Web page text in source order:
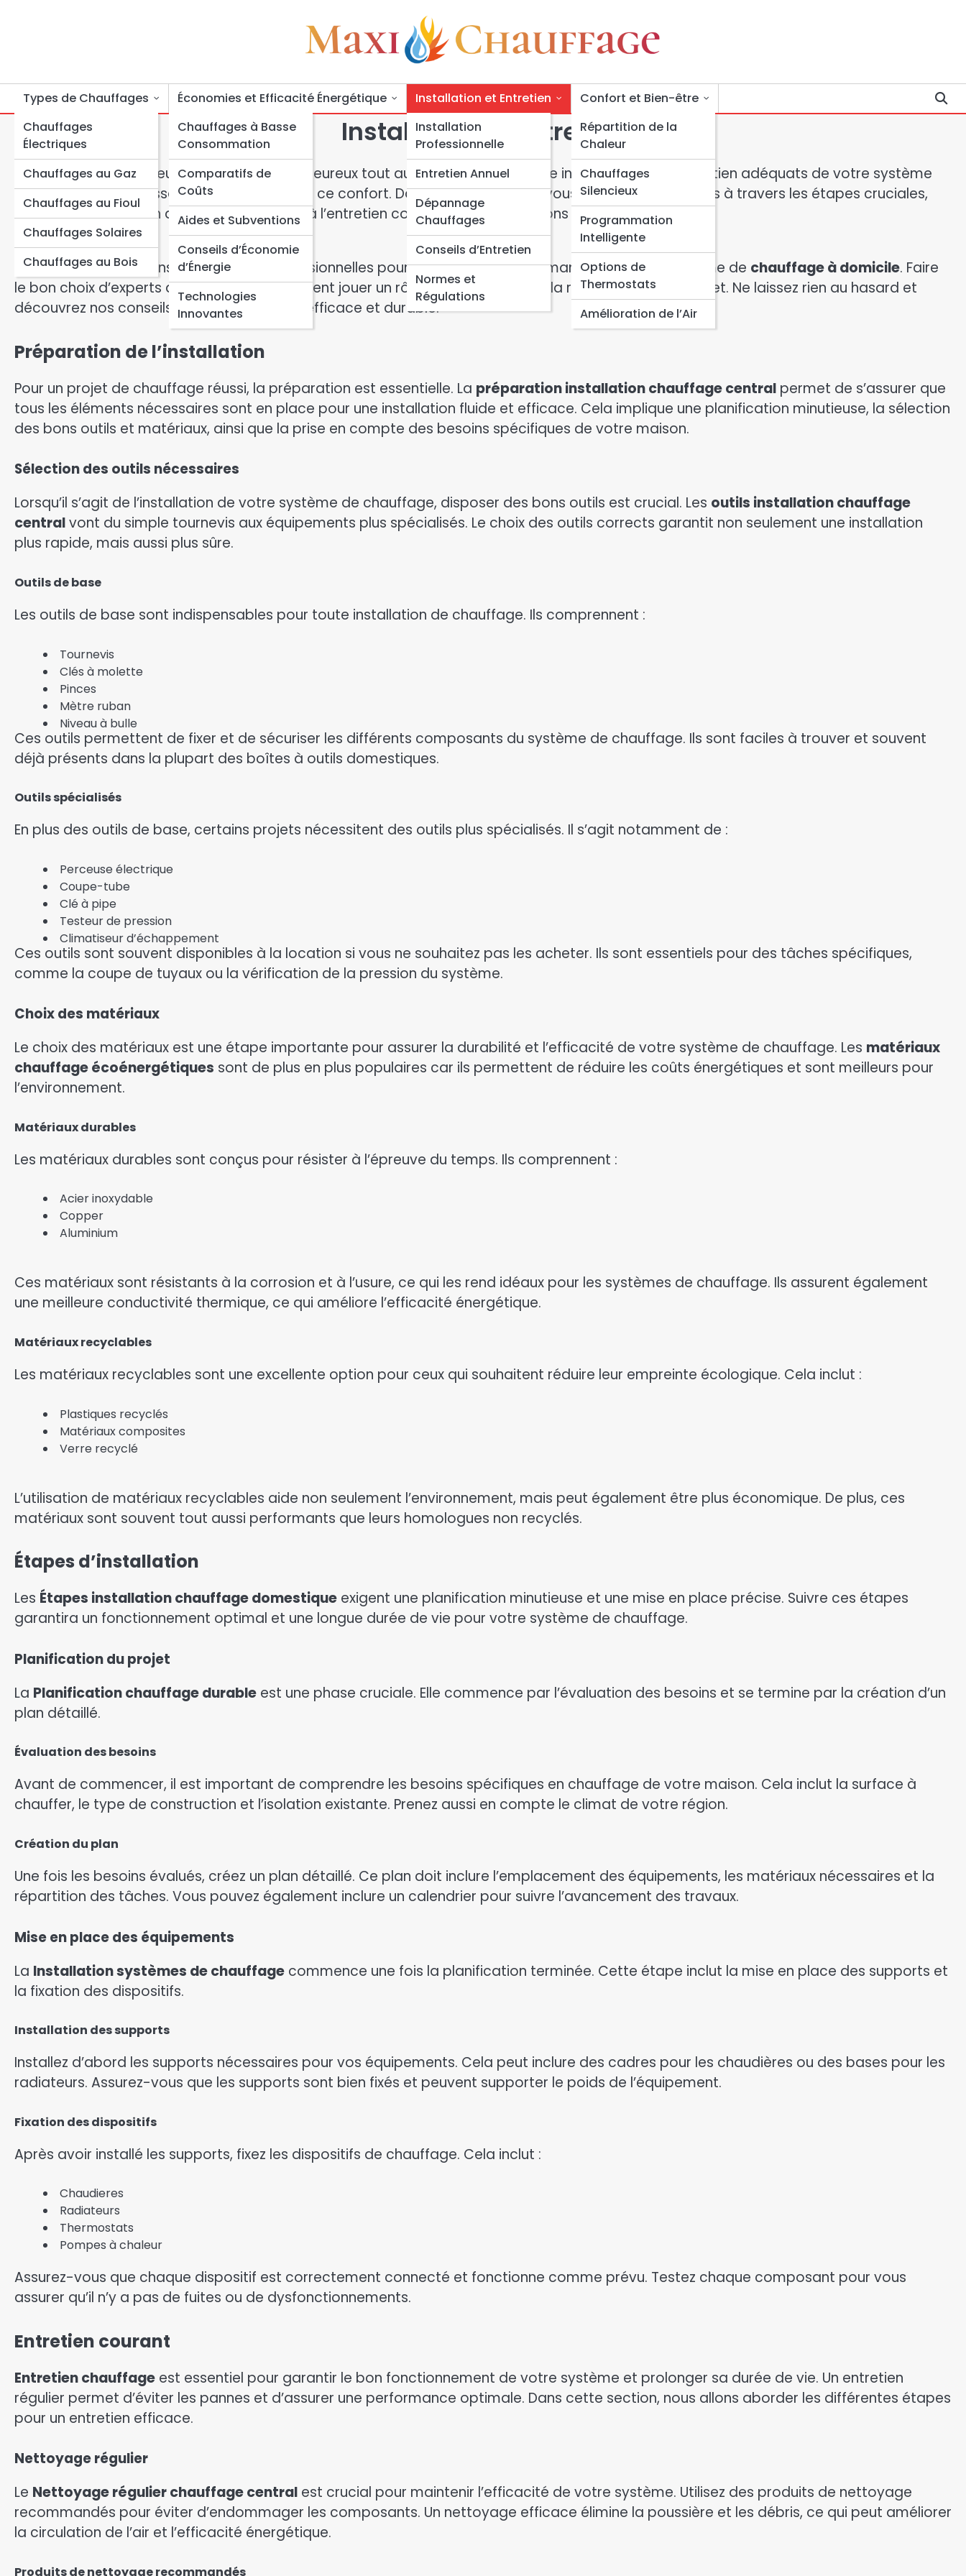
Types de Chauffages
Chauffages
Électriques
Chauffages au Gaz
Chauffages au Fioul
Chauffages Solaires
Chauffages au Bois
Économies et Efficacité Énergétique
Chauffages à Basse
Consommation
Comparatifs de
Coûts
Aides et Subventions
Conseils d’Économie
d’Énergie
Technologies
Innovantes
Installation et Entretien
Installation
Professionnelle
Entretien Annuel
Dépannage
Chauffages
Conseils d’Entretien
Normes et
Régulations
Confort et Bien-être
Répartition de la
Chaleur
Chauffages
Silencieux
Programmation
Intelligente
Options de
Thermostats
Amélioration de l’Air
Installation et Entretien
Vous rêvez d’un intérieur confortable et chaleureux tout au long de l’année ? Une installation et un entretien adéquats de votre système
de chauffage sont essentiels pour atteindre ce confort. Dans cet article, nous vous guiderons pas à pas à travers les étapes cruciales,
depuis la préparation de l’installation jusqu’à l’entretien courant et les réparations nécessaires.
De plus, nous fournirons des astuces professionnelles pour optimiser les performances de votre système de chauffage à domicile. Faire
le bon choix d’experts qualifiés peut également jouer un rôle déterminant dans la réussite de votre projet. Ne laissez rien au hasard et
découvrez nos conseils pour un chauffage efficace et durable.
Préparation de l’installation
Pour un projet de chauffage réussi, la préparation est essentielle. La préparation installation chauffage central permet de s’assurer que
tous les éléments nécessaires sont en place pour une installation fluide et efficace. Cela implique une planification minutieuse, la sélection
des bons outils et matériaux, ainsi que la prise en compte des besoins spécifiques de votre maison.
Sélection des outils nécessaires
Lorsqu’il s’agit de l’installation de votre système de chauffage, disposer des bons outils est crucial. Les outils installation chauffage
centralvont du simple tournevis aux équipements plus spécialisés. Le choix des outils corrects garantit non seulement une installation
plus rapide, mais aussi plus sûre.
Outils de base
Les outils de base sont indispensables pour toute installation de chauffage. Ils comprennent :
Tournevis
Clés à molette
Pinces
Mètre ruban
Niveau à bulle
Ces outils permettent de fixer et de sécuriser les différents composants du système de chauffage. Ils sont faciles à trouver et souvent
déjà présents dans la plupart des boîtes à outils domestiques.
Outils spécialisés
En plus des outils de base, certains projets nécessitent des outils plus spécialisés. Il s’agit notamment de :
Perceuse électrique
Coupe-tube
Clé à pipe
Testeur de pression
Climatiseur d’échappement
Ces outils sont souvent disponibles à la location si vous ne souhaitez pas les acheter. Ils sont essentiels pour des tâches spécifiques,
comme la coupe de tuyaux ou la vérification de la pression du système.
Choix des matériaux
Le choix des matériaux est une étape importante pour assurer la durabilité et l’efficacité de votre système de chauffage. Les matériaux
chauffage écoénergétiques sont de plus en plus populaires car ils permettent de réduire les coûts énergétiques et sont meilleurs pour
l’environnement.
Matériaux durables
Les matériaux durables sont conçus pour résister à l’épreuve du temps. Ils comprennent :
Acier inoxydable
Copper
Aluminium
Ces matériaux sont résistants à la corrosion et à l’usure, ce qui les rend idéaux pour les systèmes de chauffage. Ils assurent également
une meilleure conductivité thermique, ce qui améliore l’efficacité énergétique.
Matériaux recyclables
Les matériaux recyclables sont une excellente option pour ceux qui souhaitent réduire leur empreinte écologique. Cela inclut :
Plastiques recyclés
Matériaux composites
Verre recyclé
L’utilisation de matériaux recyclables aide non seulement l’environnement, mais peut également être plus économique. De plus, ces
matériaux sont souvent tout aussi performants que leurs homologues non recyclés.
Étapes d’installation
Les Étapes installation chauffage domestique exigent une planification minutieuse et une mise en place précise. Suivre ces étapes
garantira un fonctionnement optimal et une longue durée de vie pour votre système de chauffage.
Planification du projet
La Planification chauffage durable est une phase cruciale. Elle commence par l’évaluation des besoins et se termine par la création d’un
plan détaillé.
Évaluation des besoins
Avant de commencer, il est important de comprendre les besoins spécifiques en chauffage de votre maison. Cela inclut la surface à
chauffer, le type de construction et l’isolation existante. Prenez aussi en compte le climat de votre région.
Création du plan
Une fois les besoins évalués, créez un plan détaillé. Ce plan doit inclure l’emplacement des équipements, les matériaux nécessaires et la
répartition des tâches. Vous pouvez également inclure un calendrier pour suivre l’avancement des travaux.
Mise en place des équipements
La Installation systèmes de chauffage commence une fois la planification terminée. Cette étape inclut la mise en place des supports et
la fixation des dispositifs.
Installation des supports
Installez d’abord les supports nécessaires pour vos équipements. Cela peut inclure des cadres pour les chaudières ou des bases pour les
radiateurs. Assurez-vous que les supports sont bien fixés et peuvent supporter le poids de l’équipement.
Fixation des dispositifs
Après avoir installé les supports, fixez les dispositifs de chauffage. Cela inclut :
Chaudieres
Radiateurs
Thermostats
Pompes à chaleur
Assurez-vous que chaque dispositif est correctement connecté et fonctionne comme prévu. Testez chaque composant pour vous
assurer qu’il n’y a pas de fuites ou de dysfonctionnements.
Entretien courant
Entretien chauffage est essentiel pour garantir le bon fonctionnement de votre système et prolonger sa durée de vie. Un entretien
régulier permet d’éviter les pannes et d’assurer une performance optimale. Dans cette section, nous allons aborder les différentes étapes
pour un entretien efficace.
Nettoyage régulier
Le Nettoyage régulier chauffage central est crucial pour maintenir l’efficacité de votre système. Utilisez des produits de nettoyage
recommandés pour éviter d’endommager les composants. Un nettoyage efficace élimine la poussière et les débris, ce qui peut améliorer
la circulation de l’air et l’efficacité énergétique.
Produits de nettoyage recommandés